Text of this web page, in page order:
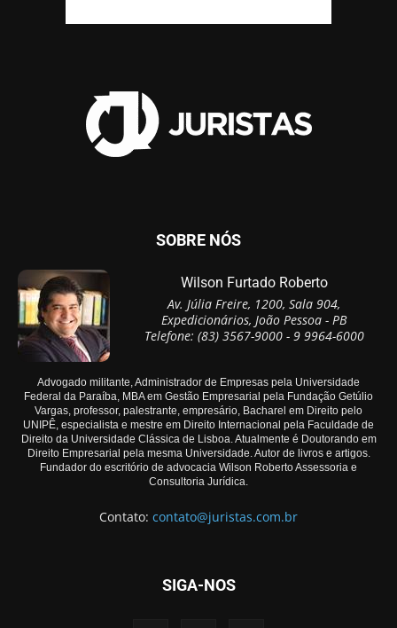
SOBRE NÓS
Wilson Furtado Roberto
Av. Júlia Freire, 1200, Sala 904,
Expedicionários, João Pessoa - PB
Telefone: (83) 3567-9000 - 9 9964-6000
Advogado militante, Administrador de Empresas pela Universidade
Federal da Paraíba, MBA em Gestão Empresarial pela Fundação Getúlio
Vargas, professor, palestrante, empresário, Bacharel em Direito pelo
UNIPÊ, especialista e mestre em Direito Internacional pela Faculdade de
Direito da Universidade Clássica de Lisboa. Atualmente é Doutorando em
Direito Empresarial pela mesma Universidade. Autor de livros e artigos.
Fundador do escritório de advocacia Wilson Roberto Assessoria e
Consultoria Jurídica.
Contato: contato@juristas.com.br
SIGA-NOS